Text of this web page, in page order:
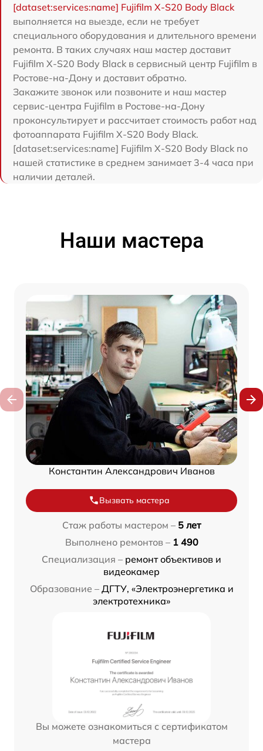
[dataset:services:name] Fujifilm X-S20 Body Black
выполняется на выезде, если не требует
специального оборудования и длительного времени
ремонта. В таких случаях наш мастер доставит
Fujifilm X-S20 Body Black в сервисный центр Fujifilm в
Ростове-на-Дону и доставит обратно.
Закажите звонок или позвоните и наш мастер
сервис-центра Fujifilm в Ростове-на-Дону
проконсультирует и рассчитает стоимость работ над
фотоаппарата Fujifilm X-S20 Body Black.
[dataset:services:name] Fujifilm X-S20 Body Black по
нашей статистике в среднем занимает 3-4 часа при
наличии деталей.
Наши мастера
Константин Александрович Иванов
Вызвать мастера
Стаж работы мастером – 5 лет
Выполнено ремонтов – 1 490
Специализация – ремонт объективов и
видеокамер
Образование – ДГТУ, «Электроэнергетика и
электротехника»
Вы можете ознакомиться с сертификатом
мастера